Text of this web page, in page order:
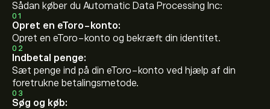
Sådan køber du Automatic Data Processing Inc:
01
Opret en eToro-konto:
Opret en eToro-konto og bekræft din identitet.
02
Indbetal penge:
Sæt penge ind på din eToro-konto ved hjælp af din
foretrukne betalingsmetode.
03
Søg og køb: